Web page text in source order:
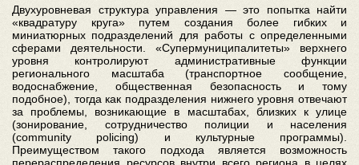
Двухуровневая структура управления — это попытка найти
«квадратуру круга» путем создания более гибких и
миниатюрных подразделений для работы с определенными
сферами деятельности. «Супермуниципалитеты» верхнего
уровня контролируют административные функции
регионального масштаба (транспортное сообщение,
водоснабжение, общественная безопасность и тому
подобное), тогда как подразделения нижнего уровня отвечают
за проблемы, возникающие в масштабах, близких к улице
(зонирование, сотрудничество полиции и населения
(community policing) и культурные программы).
Преимуществом такого подхода является возможность